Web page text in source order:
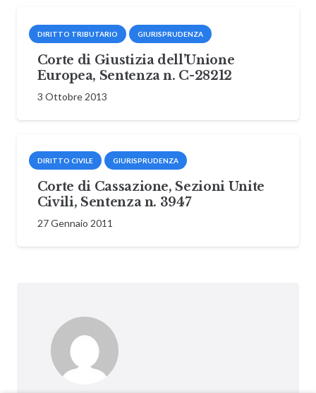
DIRITTO TRIBUTARIO GIURISPRUDENZA
Corte di Giustizia dell’Unione
Europea, Sentenza n. C-28212
3 Ottobre 2013
DIRITTO CIVILE GIURISPRUDENZA
Corte di Cassazione, Sezioni Unite
Civili, Sentenza n. 3947
27 Gennaio 2011